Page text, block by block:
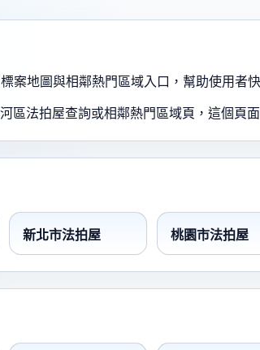
案地圖與相鄰熱門區域入口，幫助使用者
區法拍屋查詢或相鄰熱門區域頁，這個頁
新北市法拍屋 桃園市法拍屋